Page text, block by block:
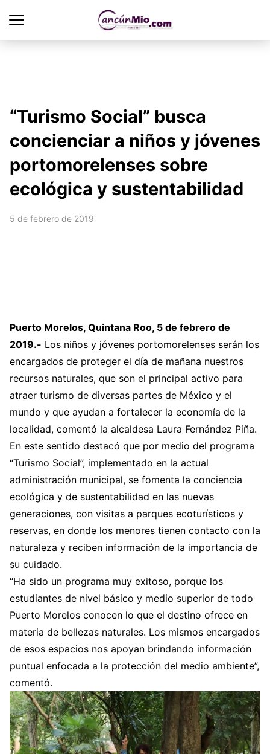
“Turismo Social” busca
concienciar a niños y jóvenes
portomorelenses sobre
ecológica y sustentabilidad
5 de febrero de 2019
Puerto Morelos, Quintana Roo, 5 de febrero de
2019.- Los niños y jóvenes portomorelenses serán los
encargados de proteger el día de mañana nuestros
recursos naturales, que son el principal activo para
atraer turismo de diversas partes de México y el
mundo y que ayudan a fortalecer la economía de la
localidad, comentó la alcaldesa Laura Fernández Piña.
En este sentido destacó que por medio del programa
“Turismo Social”, implementado en la actual
administración municipal, se fomenta la conciencia
ecológica y de sustentabilidad en las nuevas
generaciones, con visitas a parques ecoturísticos y
reservas, en donde los menores tienen contacto con la
naturaleza y reciben información de la importancia de
su cuidado.
“Ha sido un programa muy exitoso, porque los
estudiantes de nivel básico y medio superior de todo
Puerto Morelos conocen lo que el destino ofrece en
materia de bellezas naturales. Los mismos encargados
de esos espacios nos apoyan brindando información
puntual enfocada a la protección del medio ambiente”,
comentó.